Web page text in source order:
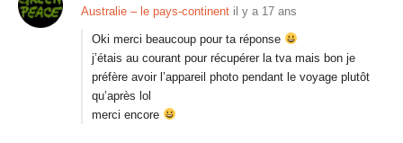
Australie – le pays-continent il y a 17 ans
Oki merci beaucoup pour ta réponse
j’étais au courant pour récupérer la tva mais bon je
préfère avoir l’appareil photo pendant le voyage plutôt
qu’après lol
merci encore